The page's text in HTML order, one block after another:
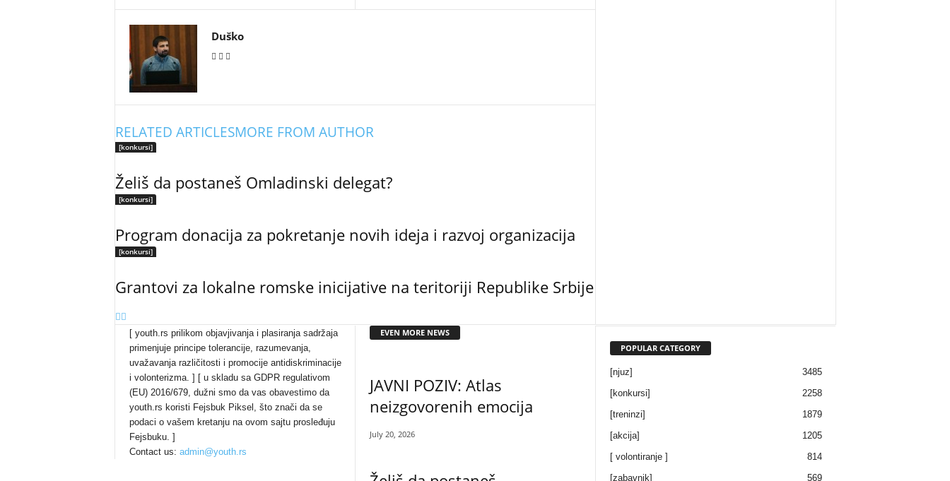
Duško
RELATED ARTICLESMORE FROM AUTHOR
[konkursi]
Želiš da postaneš Omladinski delegat?
[konkursi]
Program donacija za pokretanje novih ideja i razvoj organizacija
[konkursi]
Grantovi za lokalne romske inicijative na teritoriji Republike Srbije
[ youth.rs prilikom objavjivanja i plasiranja sadržaja
primenjuje principe tolerancije, razumevanja,
uvažavanja različitosti i promocije antidiskriminacije
i volonterizma. ] [ u skladu sa GDPR regulativom
(EU) 2016/679, dužni smo da vas obavestimo da
youth.rs koristi Fejsbuk Piksel, što znači da se
podaci o vašem kretanju na ovom sajtu prosleđuju
Fejsbuku. ]
Contact us: admin@youth.rs
EVEN MORE NEWS
JAVNI POZIV: Atlas
neizgovorenih emocija
July 20, 2026
POPULAR CATEGORY
[njuz]
3485
[konkursi]
2258
[treninzi]
1879
[akcija]
1205
[ volontiranje ]
814
[zabavnik]
569